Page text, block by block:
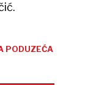
PODUZEĆA